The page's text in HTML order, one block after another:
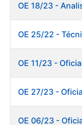
OE 25/22 -
OE 27/23 -
OE 06/23 -